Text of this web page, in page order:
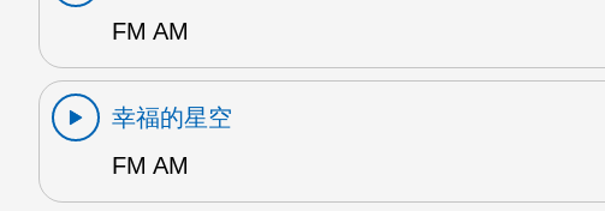
FM AM
幸福的星空
FM AM